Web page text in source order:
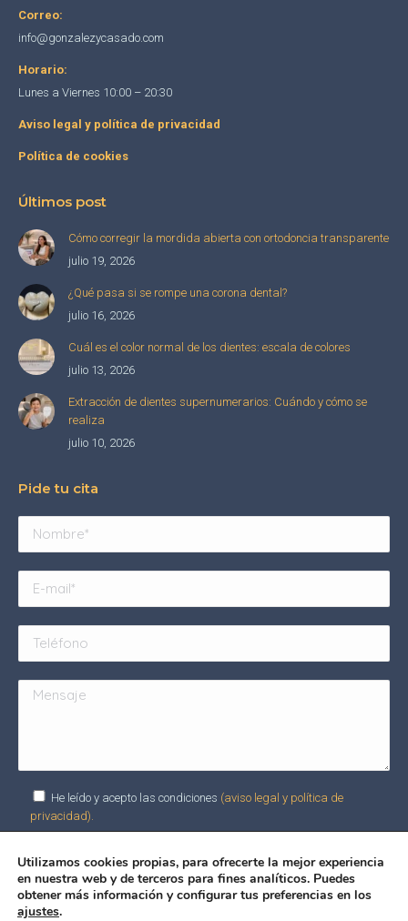
Correo:
info@gonzalezycasado.com
Horario:
Lunes a Viernes 10:00 – 20:30
Aviso legal y política de privacidad
Política de cookies
Últimos post
Cómo corregir la mordida abierta con ortodoncia transparente
julio 19, 2026
¿Qué pasa si se rompe una corona dental?
julio 16, 2026
Cuál es el color normal de los dientes: escala de colores
julio 13, 2026
Extracción de dientes supernumerarios: Cuándo y cómo se
realiza
julio 10, 2026
Pide tu cita
He leído y acepto las condiciones (aviso legal y política de
privacidad).
Alternative:
Utilizamos cookies propias, para ofrecerte la mejor experiencia
en nuestra web y de terceros para fines analíticos. Puedes
obtener más información y configurar tus preferencias en los
ajustes.